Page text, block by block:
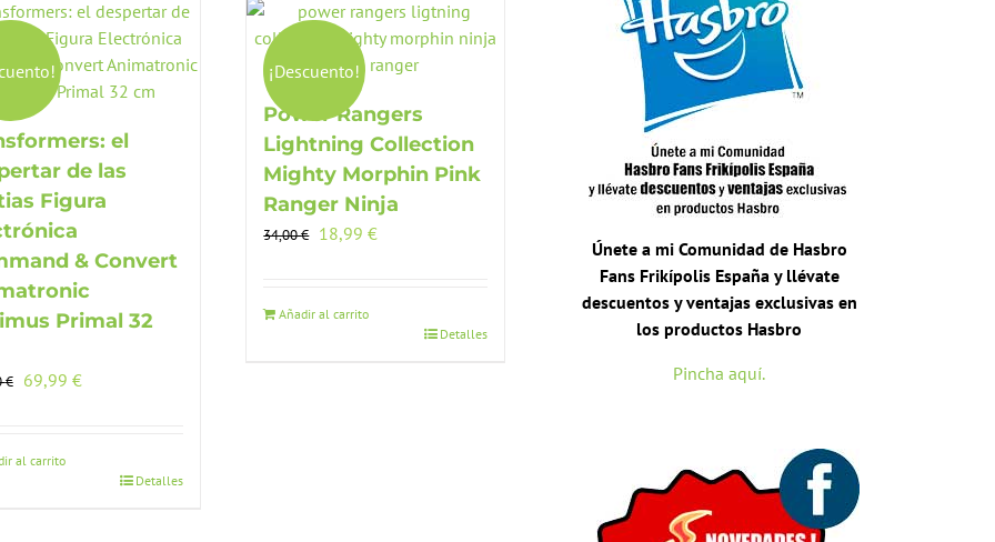
el
de las
Figura
& Convert
Primal 32
€
El
era:
69,99 €El
69,99 €.
al carrito
Detalles
¡Descuento!
Power Rangers
Lightning Collection
Mighty Morphin Pink
Ranger Ninja
34,00€ El
era:
18,99€El
18,99 €.
Añadir al carrito
Detalles
Únete a mi Comunidad de Hasbro
Fans Frikípolis España y llévate
descuentos y ventajas exclusivas en
los productos Hasbro
Pincha aquí.